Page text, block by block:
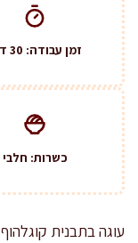
זמן עבודה: 30 דק'
כשרות: חלבי
עוגה בתבנית